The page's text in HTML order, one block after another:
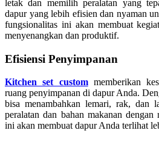
letak dan memilih peralatan yang
dapur yang lebih efisien dan nyaman
fungsionalitas ini akan membuat
menyenangkan dan produktif.
Efisiensi Penyimpanan
Kitchen set custommemberikan
ruang penyimpanan di dapur Anda.
bisa menambahkan lemari, rak, dan
peralatan dan bahan makanan
ini akan membuat dapur Anda terlihat